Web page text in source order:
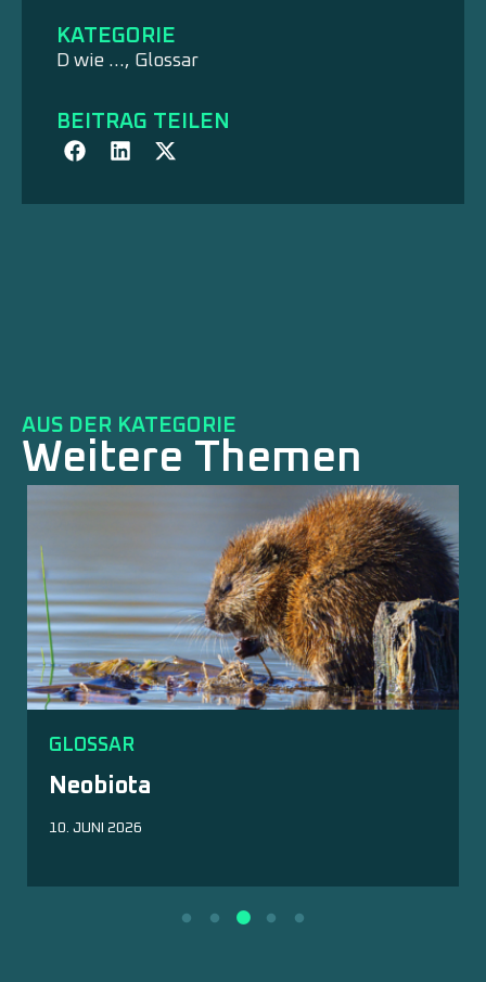
KATEGORIE
D wie …, Glossar
BEITRAG TEILEN
AUS DER KATEGORIE
Weitere Themen
GLOSSAR
Neobiota
10. JUNI 2026